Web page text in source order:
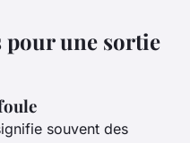
pour une sortie
souvent des